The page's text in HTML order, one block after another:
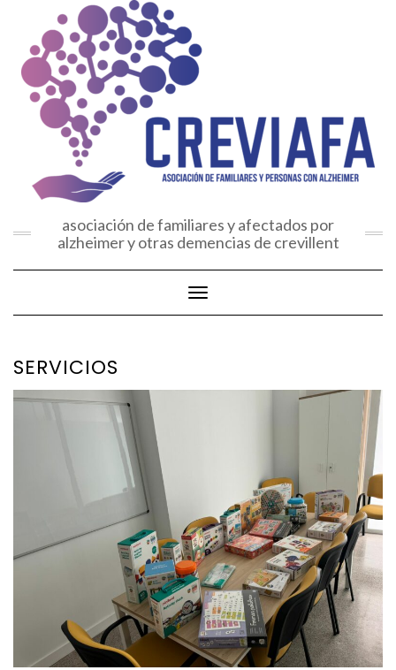
contenido
asociación de familiares y afectados por
alzheimer y otras demencias de crevillent
Cambiar modo de navegación
SERVICIOS